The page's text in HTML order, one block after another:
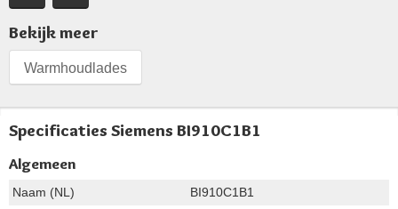
Bekijk meer
Warmhoudlades
Specificaties Siemens BI910C1B1
Algemeen
Naam (NL)
BI910C1B1